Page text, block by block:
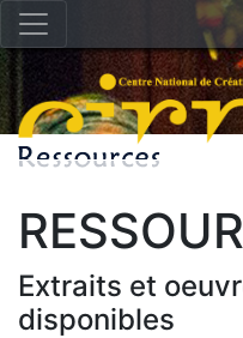
Extraits et
disponibles